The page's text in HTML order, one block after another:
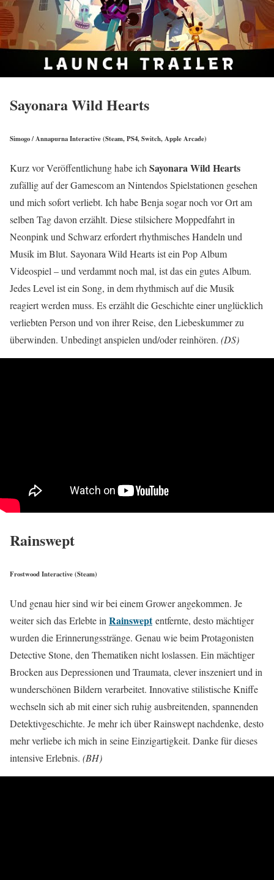
Sayonara Wild Hearts
Simogo / Annapurna Interactive (Steam, PS4, Switch, Apple Arcade)
Kurz vor Veröffentlichung habe ichSayonara Wild Hearts
zufällig auf der Gamescom an Nintendos Spielstationen gesehen
und mich sofort verliebt. Ich habe Benja sogar noch vor Ort am
selben Tag davon erzählt. Diese stilsichere Moppedfahrt in
Neonpink und Schwarz erfordert rhythmisches Handeln und
Musik im Blut. Sayonara Wild Hearts ist ein Pop Album
Videospiel – und verdammt noch mal, ist das ein gutes Album.
Jedes Level ist ein Song, in dem rhythmisch auf die Musik
reagiert werden muss. Es erzählt die Geschichte einer unglücklich
verliebten Person und von ihrer Reise, den Liebeskummer zu
überwinden. Unbedingt anspielen und/oder reinhören. (DS)
Rainswept
Frostwood Interactive (Steam)
Und genau hier sind wir bei einem Grower angekommen. Je
weiter sich das Erlebte inRainsweptentfernte, desto mächtiger
wurden die Erinnerungsstränge. Genau wie beim Protagonisten
Detective Stone, den Thematiken nicht loslassen. Ein mächtiger
Brocken aus Depressionen und Traumata, clever inszeniert und in
wunderschönen Bildern verarbeitet. Innovative stilistische Kniffe
wechseln sich ab mit einer sich ruhig ausbreitenden, spannenden
Detektivgeschichte. Je mehr ich über Rainswept nachdenke, desto
mehr verliebe ich mich in seine Einzigartigkeit. Danke für dieses
intensive Erlebnis. (BH)